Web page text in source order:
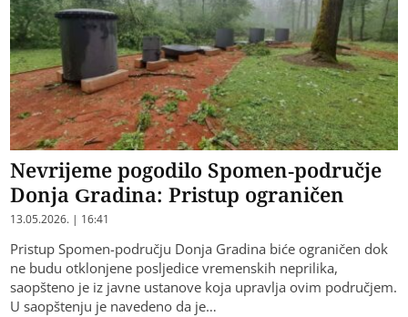
Nevrijeme pogodilo Spomen-područje
Donja Gradina: Pristup ograničen
13.05.2026. | 16:41
Pristup Spomen-području Donja Gradina biće ograničen dok
ne budu otklonjene posljedice vremenskih neprilika,
saopšteno je iz javne ustanove koja upravlja ovim područjem.
U saopštenju je navedeno da je…